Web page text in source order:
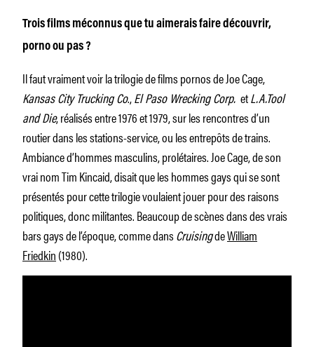
Trois films méconnus que tu aimerais faire découvrir,
porno ou pas ?
Il faut vraiment voir la trilogie de films pornos de Joe Cage,
Kansas City Trucking Co.,El Paso Wrecking Corp. etL.A.Tool
and Die, réalisés entre 1976 et 1979, sur les rencontres d’un
routier dans les stations-service, ou les entrepôts de trains.
Ambiance d’hommes masculins, prolétaires. Joe Cage, de son
vrai nom Tim Kincaid, disait que les hommes gays qui se sont
présentés pour cette trilogie voulaient jouer pour des raisons
politiques, donc militantes. Beaucoup de scènes dans des vrais
bars gays de l’époque, comme dansCruisingdeWilliam
Friedkin(1980).